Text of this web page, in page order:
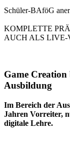
Schüler-BAföG
KOMPLETTE
AUCH ALS LIVE-
Game
Ausbildung
Im Bereich der
Jahren Vorreiter,
digitale Lehre.